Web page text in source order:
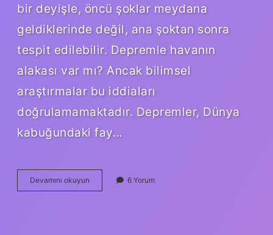
bir deyişle, öncü şoklar meydana
geldiklerinde değil, ana şoktan sonra
tespit edilebilir. Depremle havanın
alakası var mı? Ancak bilimsel
araştırmalar bu iddiaları
doğrulamamaktadır. Depremler, Dünya
kabuğundaki fay…
Devamını okuyun
Havada
6 Yorum